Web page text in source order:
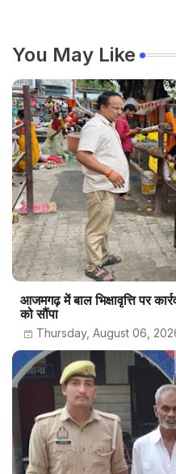
You May Like
आजमगढ़ में बाल भिक्षावृत्ति पर
को सौंपा
Thursday, August 06,